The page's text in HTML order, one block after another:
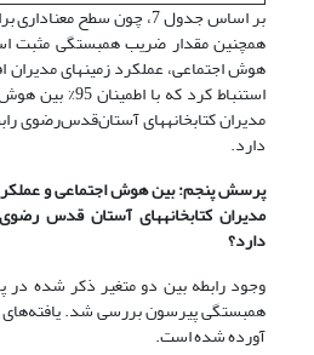
همچنین مقدار ضریب همبستگی مثبت
هوش اجتماعی، عملکرد زمینه­ای مدیران
استنباط کرد که
مدیران کتابخانه­های آستان‌قدس‌رضوی
دارد.
پرسش پنجم: بین هوش اجتماعی و
مدیران کتابخانه­های آستان‌ قدس
دارد؟
وجود رابطه بین دو متغیر ذکر شده
آورده شده است.